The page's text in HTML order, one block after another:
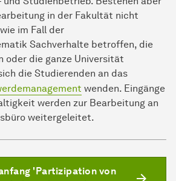
in der Fakultät nicht
im Fall der
Sachverhalte betroffen, die
oder die ganze Universität
die Studierenden an das
wenden. Eingänge
werden zur Bearbeitung an
weitergeleitet.
'Partizipation von